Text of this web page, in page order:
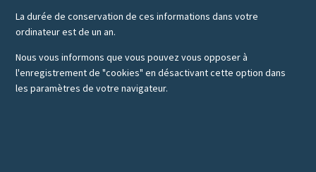
La durée de conservation de ces informations dans votre
ordinateur est de un an.
Nous vous informons que vous pouvez vous opposer à
l'enregistrement de "cookies" en désactivant cette option dans
les paramètres de votre navigateur.